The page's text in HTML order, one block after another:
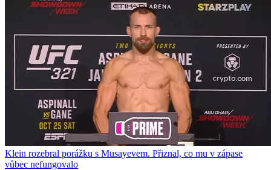
Klein rozebral porážku s Musayevem. Přiznal, co mu v zápase
vůbec nefungovalo